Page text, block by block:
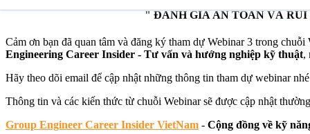
" ĐÁNH GIÁ AN TOÀN VÀ
Cảm ơn bạn đã quan tâm và đăng ký tham dự Webinar 3 trong
Engineering Career Insider - Tư vấn và hướng nghiệp kỹ thuật,
Hãy theo dõi email để cập nhật những thông tin tham dự webinar
Thông tin và các kiến thức từ chuỗi Webinar sẽ được cập nhật
Group Engineer Career Insider VietNam - Cộng đồng về kỹ